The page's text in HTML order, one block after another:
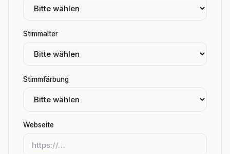
Stimmalter
Stimmfärbung
Webseite